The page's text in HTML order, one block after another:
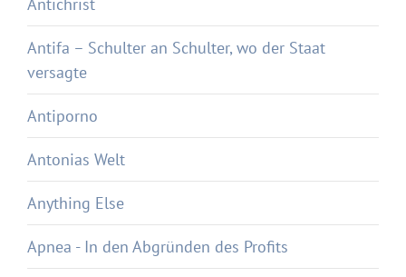
Antifa – Schulter an Schulter, wo der Staat
versagte
Antiporno
Antonias Welt
Anything Else
Apnea - In den Abgründen des Profits